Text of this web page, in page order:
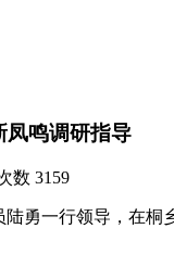
凤鸣调研指导
数 3159
勇一行领导，在